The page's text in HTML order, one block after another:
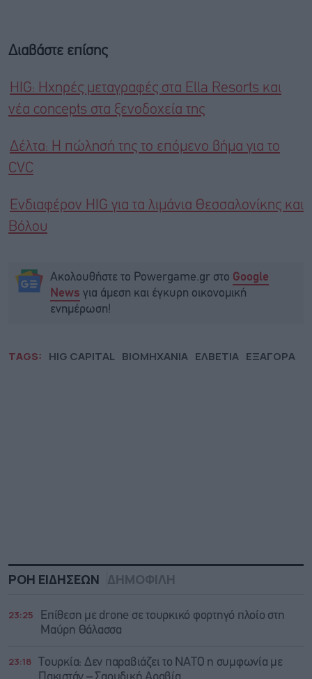
Διαβάστε επίσης
HIG: Ηχηρές μεταγραφές στα Ella Resorts και
νέα concepts στα ξενοδοχεία της
Δέλτα: Η πώλησή της το επόμενο βήμα για το
CVC
Ενδιαφέρον HIG για τα λιμάνια Θεσσαλονίκης και
Βόλου
Ακολουθήστε το Powergame.gr στο Google
News για άμεση και έγκυρη οικονομική
ενημέρωση!
TAGS: HIG CAPITAL ΒΙΟΜΗΧΑΝΙΑ ΕΛΒΕΤΙΑ ΕΞΑΓΟΡΑ
ΡΟΗ ΕΙΔΗΣΕΩΝ ΔΗΜΟΦΙΛΗ
23:25
Επίθεση με drone σε τουρκικό φορτηγό πλοίο στη
Μαύρη Θάλασσα
23:18
Τουρκία: Δεν παραβιάζει το ΝΑΤΟ η συμφωνία με